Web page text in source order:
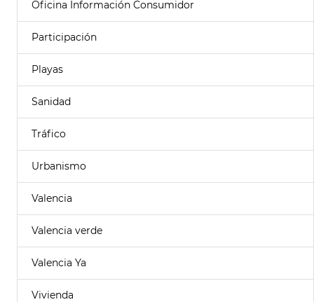
Oficina Información Consumidor
Participación
Playas
Sanidad
Tráfico
Urbanismo
Valencia
Valencia verde
Valencia Ya
Vivienda